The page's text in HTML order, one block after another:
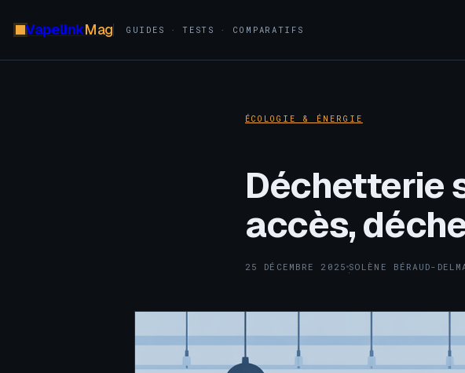
VapelinkMag GUIDES · TESTS · COMPARATIFS
ÉCOLOGIE & ÉNERGIE
Déchetterie
accès,
25 DÉCEMBRE 2025 ·
SOLÈNE BÉRAUD-